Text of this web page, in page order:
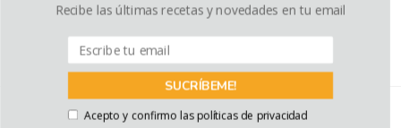
COPYRIGHT © 2026 EL SABOR DE LO BUENO— DESIGNED BY
Recibe las últimas recetas y novedades en tu email
SUCRÍBEME!
Acepto y confirmo las políticas de privacidad